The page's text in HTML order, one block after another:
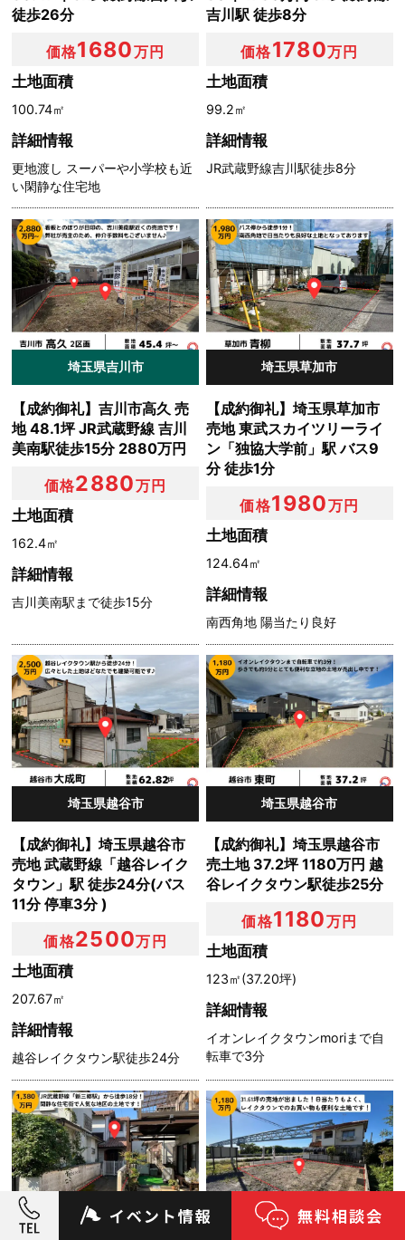
徒歩26分
価格1680万円
土地面積
100.74㎡
詳細情報
更地渡し スーパーや小学校も近
い閑静な住宅地
吉川駅 徒歩8分
価格1780万円
土地面積
99.2㎡
詳細情報
JR武蔵野線吉川駅徒歩8分
埼玉県吉川市
【成約御礼】吉川市高久 売
地 48.1坪 JR武蔵野線 吉川
美南駅徒歩15分 2880万円
価格2880万円
土地面積
162.4㎡
詳細情報
吉川美南駅まで徒歩15分
埼玉県草加市
【成約御礼】埼玉県草加市
売地 東武スカイツリーライ
ン「独協大学前」駅 バス9
分 徒歩1分
価格1980万円
土地面積
124.64㎡
詳細情報
南西角地 陽当たり良好
埼玉県越谷市
【成約御礼】埼玉県越谷市
売地 武蔵野線「越谷レイク
タウン」駅 徒歩24分(バス
11分 停車3分 )
価格2500万円
土地面積
207.67㎡
詳細情報
越谷レイクタウン駅徒歩24分
埼玉県越谷市
【成約御礼】埼玉県越谷市
売土地 37.2坪 1180万円 越
谷レイクタウン駅徒歩25分
価格1180万円
土地面積
123㎡(37.20坪)
詳細情報
イオンレイクタウンmoriまで自
転車で3分